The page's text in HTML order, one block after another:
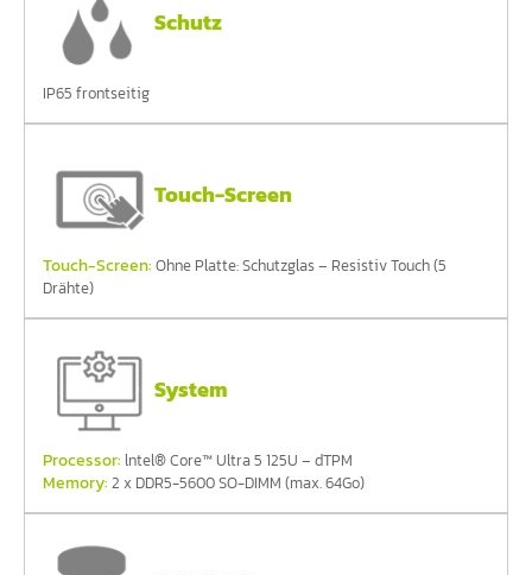
Schutz
IP65 frontseitig
Touch-Screen
Touch-Screen: Ohne Platte: Schutzglas – Resistiv Touch (5
Drähte)
System
Processor: lntel® Core™ Ultra 5 125U – dTPM
Memory: 2 x DDR5-5600 SO-DIMM (max. 64Go)